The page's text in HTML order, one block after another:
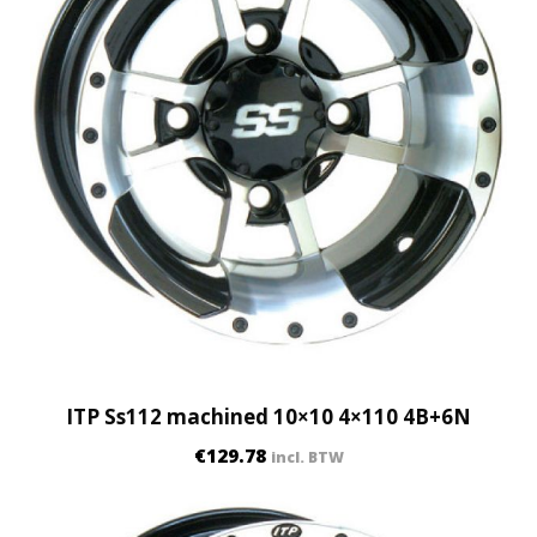
ITP Ss112 machined 10×10 4×110 4B+6N
€129.78 incl. BTW